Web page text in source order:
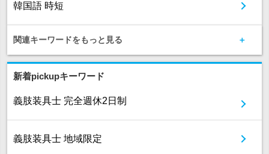
韓国語 時短
関連キーワードをもっと見る
新着pickupキーワード
義肢装具士 完全週休2日制
義肢装具士 地域限定